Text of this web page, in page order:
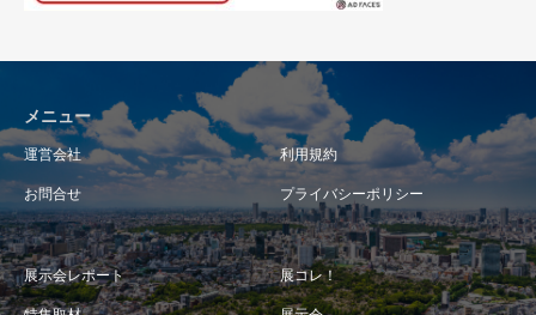
メニュー
運営会社 利用規約
お問合せ プライバシーポリシー
展示会レポート 展コレ！